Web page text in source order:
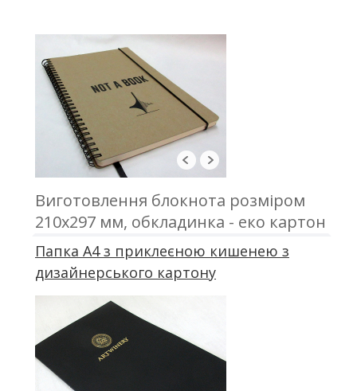
Виготовлення блокнота розміром
210х297 мм, обкладинка - еко картон
з друком; блок 50 аркушів, офсетний
друк; кріплення - металева пружина
Папка А4 з приклеєною кишенею з
дизайнерського картону